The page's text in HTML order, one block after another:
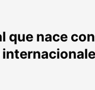
que nace